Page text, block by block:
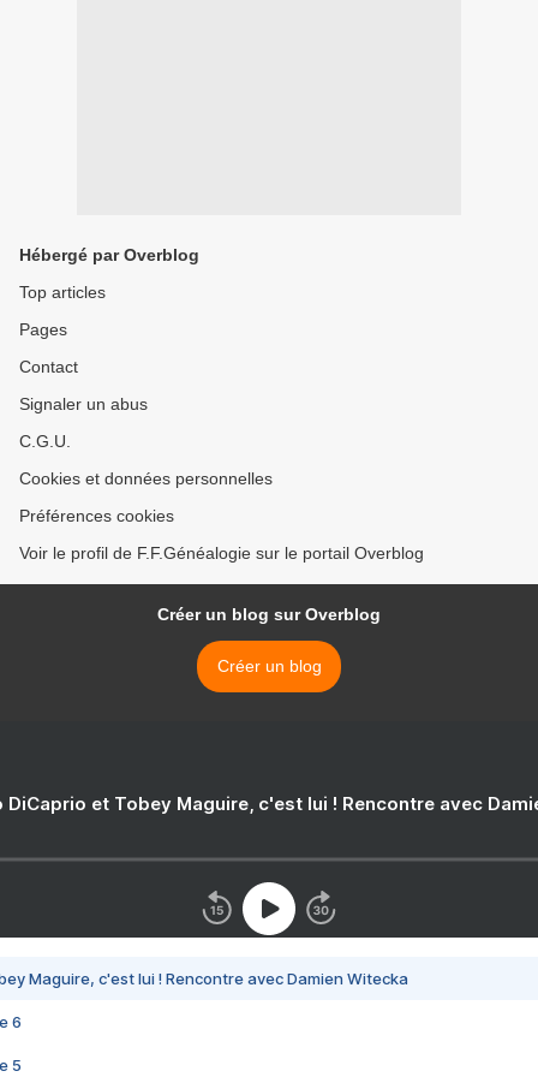
Hébergé par Overblog
Top articles
Pages
Contact
Signaler un abus
C.G.U.
Cookies et données personnelles
Préférences cookies
Voir le profil de F.F.Généalogie sur le portail Overblog
Créer un blog sur Overblog
Créer un blog
DiCaprio et Tobey Maguire, c'est lui ! Rencontre avec
Maguire, c'est lui ! Rencontre avec Damien Witecka
6
5